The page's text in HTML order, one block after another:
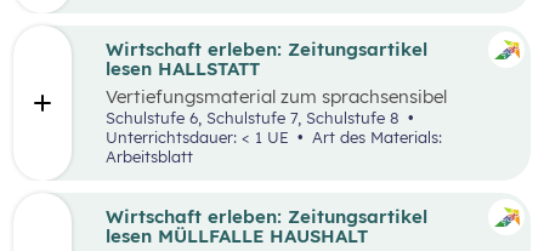
Wirtschaft erleben: Zeitungsartikel
lesen HALLSTATT
Vertiefungsmaterial zum sprachsensibel
aufbereiteten Zeitungsartikel “Hallstatt geht
über, Hallstätter gehen unter”.
Schulstufe 6, Schulstufe 7, Schulstufe 8
Unterrichtsdauer: < 1 UE
Arbeitsblatt
Wirtschaft erleben: Zeitungsartikel
lesen MÜLLFALLE HAUSHALT